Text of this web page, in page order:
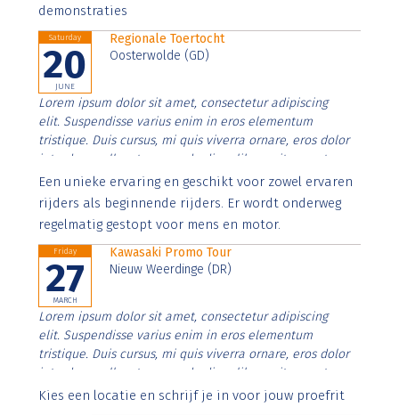
demonstraties
Saturday
20
JUNE
Regionale Toertocht
Oosterwolde (GD)
Lorem ipsum dolor sit amet, consectetur adipiscing
elit. Suspendisse varius enim in eros elementum
tristique. Duis cursus, mi quis viverra ornare, eros dolor
interdum nulla, ut commodo diam libero vitae erat.
Aenean faucibus nibh et justo cursus id rutrum lorem
imperdiet. Nunc ut sem vitae risus tristique posuere.
Een unieke ervaring en geschikt voor zowel ervaren
rijders als beginnende rijders. Er wordt onderweg
regelmatig gestopt voor mens en motor.
Friday
27
MARCH
Kawasaki Promo Tour
Nieuw Weerdinge (DR)
Lorem ipsum dolor sit amet, consectetur adipiscing
elit. Suspendisse varius enim in eros elementum
tristique. Duis cursus, mi quis viverra ornare, eros dolor
interdum nulla, ut commodo diam libero vitae erat.
Aenean faucibus nibh et justo cursus id rutrum lorem
Kies een locatie en schrijf je in voor jouw proefrit